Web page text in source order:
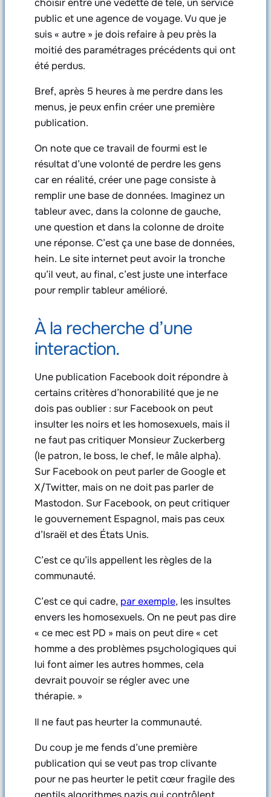
public et une agence de voyage. Vu que je
suis « autre » je dois refaire à peu près la
moitié des paramétrages précédents qui ont
été perdus.
Bref, après 5 heures à me perdre dans les
menus, je peux enfin créer une première
publication.
On note que ce travail de fourmi est le
résultat d’une volonté de perdre les gens
car en réalité, créer une page consiste à
remplir une base de données. Imaginez un
tableur avec, dans la colonne de gauche,
une question et dans la colonne de droite
une réponse. C’est ça une base de données,
hein. Le site internet peut avoir la tronche
qu’il veut, au final, c’est juste une interface
pour remplir tableur amélioré.
À la recherche d’une
interaction.
Une publication Facebook doit répondre à
certains critères d’honorabilité que je ne
dois pas oublier : sur Facebook on peut
insulter les noirs et les homosexuels, mais il
ne faut pas critiquer Monsieur Zuckerberg
(le patron, le boss, le chef, le mâle alpha).
Sur Facebook on peut parler de Google et
X/Twitter, mais on ne doit pas parler de
Mastodon. Sur Facebook, on peut critiquer
le gouvernement Espagnol, mais pas ceux
d’Israël et des États Unis.
C’est ce qu’ils appellent les règles de la
communauté.
C’est ce qui cadre, par exemple, les insultes
envers les homosexuels. On ne peut pas dire
« ce mec est PD » mais on peut dire « cet
homme a des problèmes psychologiques qui
lui font aimer les autres hommes, cela
devrait pouvoir se régler avec une
thérapie. »
Il ne faut pas heurter la communauté.
Du coup je me fends d’une première
publication qui se veut pas trop clivante
pour ne pas heurter le petit cœur fragile des